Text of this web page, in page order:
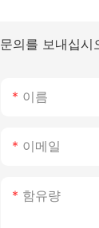
문의를 보내십시
이름
이메일
함유량